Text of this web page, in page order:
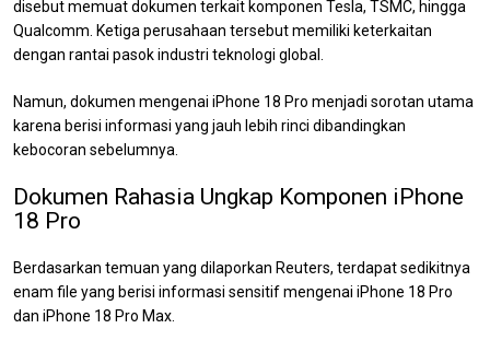
disebut memuat dokumen terkait komponen Tesla, TSMC, hingga
Qualcomm. Ketiga perusahaan tersebut memiliki keterkaitan
dengan rantai pasok industri teknologi global.
Namun, dokumen mengenai iPhone 18 Pro menjadi sorotan utama
karena berisi informasi yang jauh lebih rinci dibandingkan
kebocoran sebelumnya.
Dokumen Rahasia Ungkap Komponen iPhone
18 Pro
Berdasarkan temuan yang dilaporkan Reuters, terdapat sedikitnya
enam file yang berisi informasi sensitif mengenai iPhone 18 Pro
dan iPhone 18 Pro Max.